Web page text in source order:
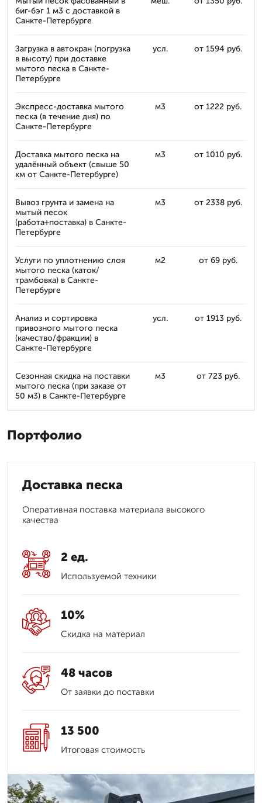
биг-бэг 1 м3 с доставкой в
Санкте-Петербурге
Загрузка в автокран (погрузка
в высоту) при доставке
мытого песка в Санкте-
Петербурге
усл. от 1594 руб.
Экспресс-доставка мытого
песка (в течение дня) по
Санкте-Петербурге
м3 от 1222 руб.
Доставка мытого песка на
удалённый объект (свыше 50
км от Санкте-Петербурге)
м3 от 1010 руб.
Вывоз грунта и замена на
мытый песок
(работа+поставка) в Санкте-
Петербурге
м3 от 2338 руб.
Услуги по уплотнению слоя
мытого песка (каток/
трамбовка) в Санкте-
Петербурге
м2 от 69 руб.
Анализ и сортировка
привозного мытого песка
(качество/фракции) в
Санкте-Петербурге
усл. от 1913 руб.
Сезонная скидка на поставки
мытого песка (при заказе от
50 м3) в Санкте-Петербурге
м3 от 723 руб.
Портфолио
Доставка песка
Оперативная поставка материала высокого
качества
2 ед.
Используемой техники
10%
Скидка на материал
48 часов
От заявки до поставки
13 500
Итоговая стоимость